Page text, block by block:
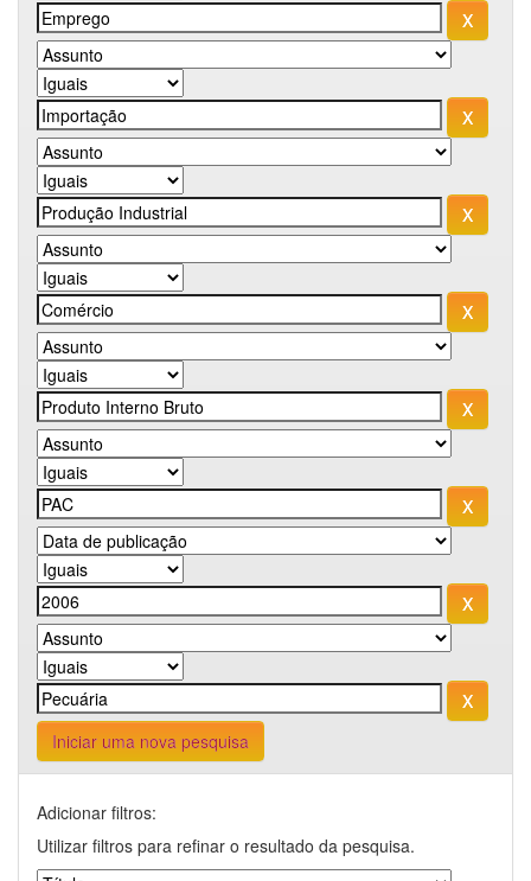
Iniciar uma nova pesquisa
Adicionar filtros:
Utilizar filtros para refinar o resultado da pesquisa.